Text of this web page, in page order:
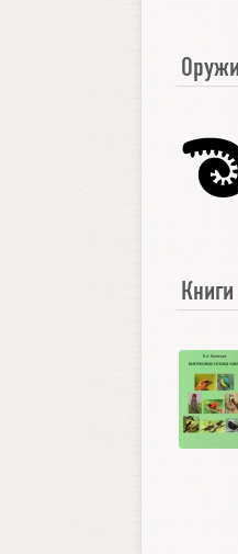
Книги